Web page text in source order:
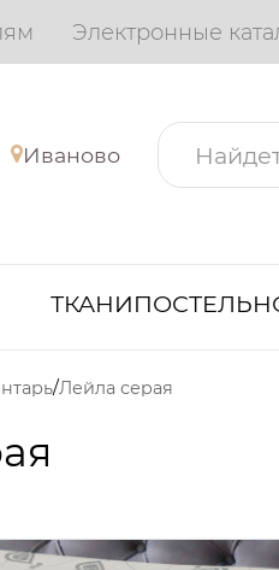
Электронные
Иваново
ТКАНИ
Лейла серая